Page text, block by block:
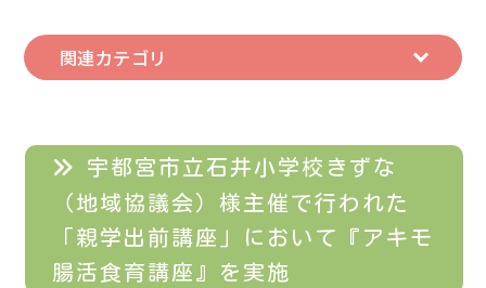
関連カテゴリ
宇都宮市立石井小学校きずな
（地域協議会）様主催で行われた
「親学出前講座」において『アキモ
腸活食育講座』を実施